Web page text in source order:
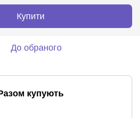
Купити
До обраного
купують